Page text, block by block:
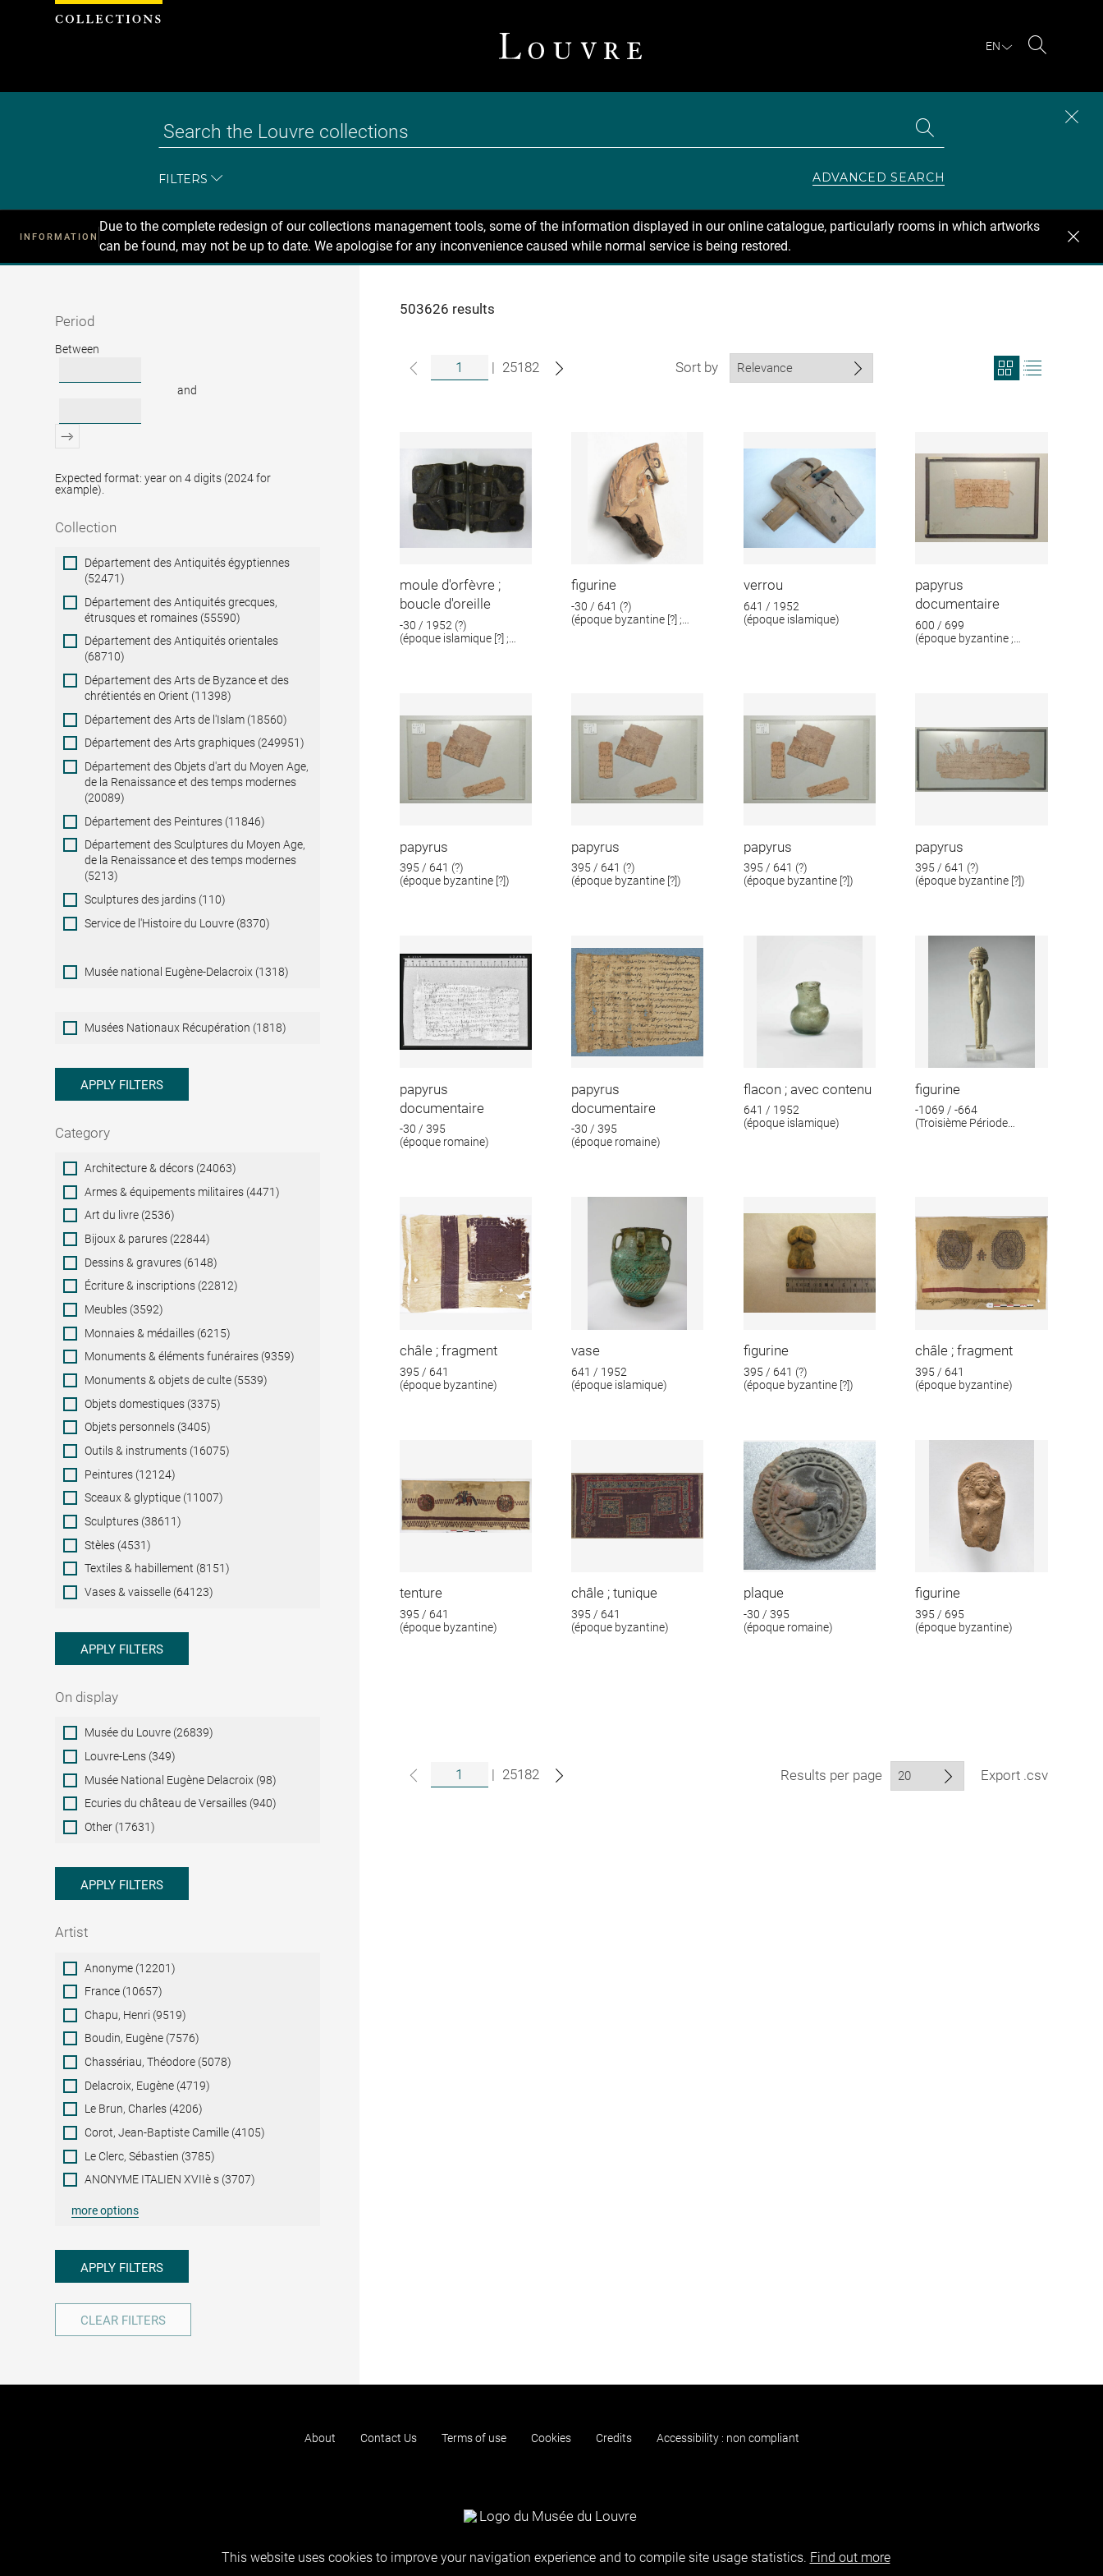
EN
FILTERS ADVANCED SEARCH
INFORMATION
Due to the complete redesign of our collections management tools, some of the information displayed in our online catalogue, particularly rooms in which artworks
can be found, may not be up to date. We apologise for any inconvenience caused while normal service is being restored.
Recherche
Period
Period
Between
and
Expected format: year on 4 digits (2024 for
example).
Collection
Collection
Département des Antiquités égyptiennes
(52471)
Département des Antiquités grecques,
étrusques et romaines (55590)
Département des Antiquités orientales
(68710)
Département des Arts de Byzance et des
chrétientés en Orient (11398)
Département des Arts de l'Islam (18560)
Département des Arts graphiques (249951)
Département des Objets d'art du Moyen Age,
de la Renaissance et des temps modernes
(20089)
Département des Peintures (11846)
Département des Sculptures du Moyen Age,
de la Renaissance et des temps modernes
(5213)
Sculptures des jardins (110)
Service de l'Histoire du Louvre (8370)
Musée national Eugène-Delacroix (1318)
Musées
Nationaux
Musées Nationaux Récupération (1818)
APPLY FILTERS
Category
Category
Architecture & décors (24063)
Armes & équipements militaires (4471)
Art du livre (2536)
Bijoux & parures (22844)
Dessins & gravures (6148)
Écriture & inscriptions (22812)
Meubles (3592)
Monnaies & médailles (6215)
Monuments & éléments funéraires (9359)
Monuments & objets de culte (5539)
Objets domestiques (3375)
Objets personnels (3405)
Outils & instruments (16075)
Peintures (12124)
Sceaux & glyptique (11007)
Sculptures (38611)
Stèles (4531)
Textiles & habillement (8151)
Vases & vaisselle (64123)
APPLY FILTERS
On display
On
display
Musée du Louvre (26839)
Louvre-Lens (349)
Musée National Eugène Delacroix (98)
Ecuries du château de Versailles (940)
Other (17631)
APPLY FILTERS
Artist
ArtistAnonyme (12201)
France (10657)
Chapu, Henri (9519)
Boudin, Eugène (7576)
Chassériau, Théodore (5078)
Delacroix, Eugène (4719)
Le Brun, Charles (4206)
Corot, Jean-Baptiste Camille (4105)
Le Clerc, Sébastien (3785)
ANONYME ITALIEN XVIIè s (3707)
more options
APPLY FILTERS
CLEAR FILTERS
503626 results
| 25182 Sort by
View
search
moule d'orfèvre ;
boucle d'oreille
-30 / 1952 (?)
(époque islamique [?] ;
figurine
-30 / 641 (?)
(époque byzantine [?] ;
verrou
641 / 1952
(époque islamique)
papyrus
documentaire
600 / 699
(époque byzantine ;
papyrus
395 / 641 (?)
(époque byzantine [?])
papyrus
395 / 641 (?)
(époque byzantine [?])
papyrus
395 / 641 (?)
(époque byzantine [?])
papyrus
395 / 641 (?)
(époque byzantine [?])
papyrus
documentaire
-30 / 395
(époque romaine)
papyrus
documentaire
-30 / 395
(époque romaine)
flacon ; avec contenu
641 / 1952
(époque islamique)
figurine
-1069 / -664
(Troisième Période
châle ; fragment
395 / 641
(époque byzantine)
vase
641 / 1952
(époque islamique)
figurine
395 / 641 (?)
(époque byzantine [?])
châle ; fragment
395 / 641
(époque byzantine)
tenture
395 / 641
(époque byzantine)
châle ; tunique
395 / 641
(époque byzantine)
plaque
-30 / 395
(époque romaine)
figurine
395 / 695
(époque byzantine)
| 25182 Results per page Export .csv
About Contact Us Terms of use Cookies Credits Accessibility : non compliant
Cookies management panel
This website uses cookies to improve your navigation experience and to compile site usage statistics. Find out more